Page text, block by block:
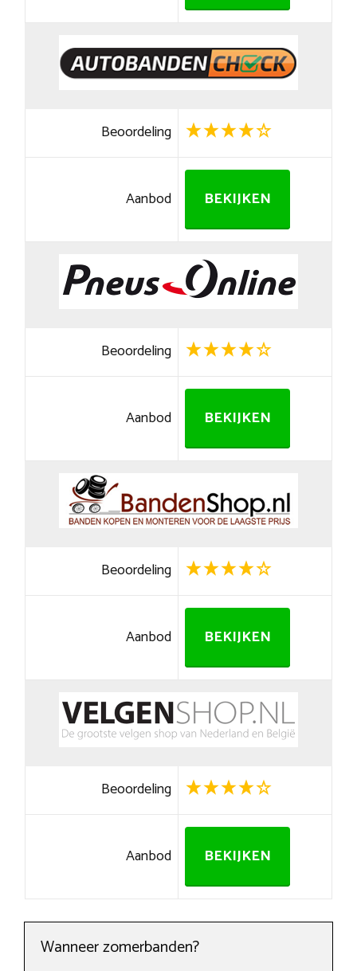
Beoordeling
Aanbod BEKIJKEN
Beoordeling
Aanbod BEKIJKEN
Beoordeling
Aanbod BEKIJKEN
Beoordeling
Aanbod BEKIJKEN
Wanneer zomerbanden?